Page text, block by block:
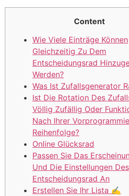
Content
Wie Viele Einträge Können
Gleichzeitig Zu Dem
Entscheidungsrad
Werden?
Was Ist Zufallsgenerator
Ist Die Rotation Des
Völlig Zufällig Oder
Nach Ihrer
Reihenfolge?
Online Glücksrad
Passen Sie Das
Und Die Einstellungen Des
Entscheidungsrad An
Erstellen Sie Ihr Lista ✍️